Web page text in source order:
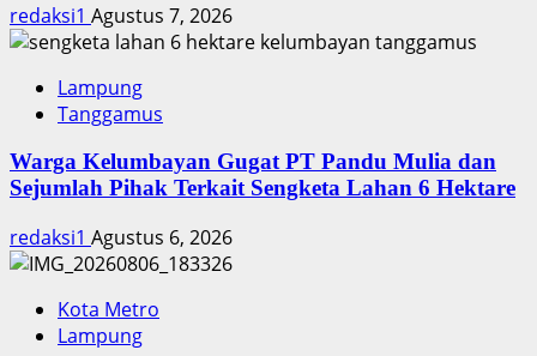
redaksi1 Agustus 7, 2026
Lampung
Tanggamus
Warga Kelumbayan Gugat PT Pandu Mulia dan
Sejumlah Pihak Terkait Sengketa Lahan 6 Hektare
redaksi1 Agustus 6, 2026
Kota Metro
Lampung